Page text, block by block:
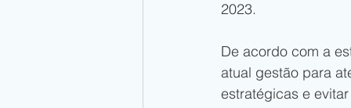
2023.
De acordo com a
atual gestão para
estratégicas e